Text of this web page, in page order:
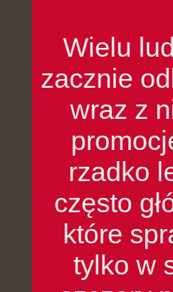
Wielu
zacznie
wraz z
rzadko
często
które
tylko w